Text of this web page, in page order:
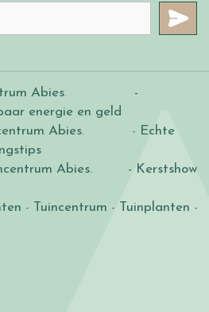
Abies.
-
energie en geld
Abies. - Echte
Abies.
- Kerstshow
- Tuincentrum - Tuinplanten -